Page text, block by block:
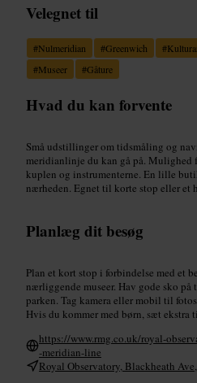
Velegnet til
#Nulmeridian #Greenwich #
#Museer #Gåture
Hvad du kan forvente
Små udstillinger om tidsmåling og
meridianlinje du kan gå på.
kuplen og instrumenterne. En lille
nærheden. Egnet til korte stop eller
Planlæg dit besøg
Plan et kort stop i forbindelse med et
nærliggende museer. Hav gode sko
parken. Tag kamera eller mobil til
Hvis du kommer med børn, sæt ekstra
https://www.rmg.co.uk/royal-
-meridian-line
Royal Observatory, Blackheath